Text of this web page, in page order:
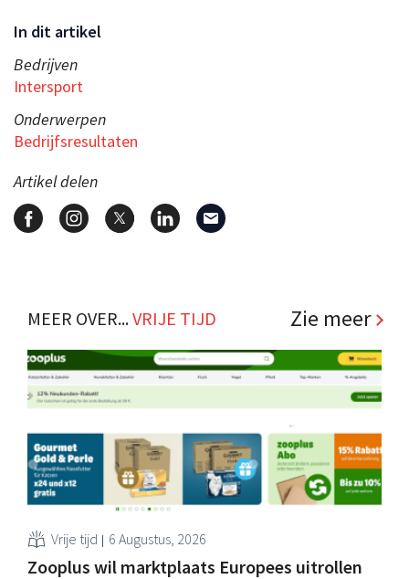
In dit artikel
Bedrijven
Intersport
Onderwerpen
Bedrijfsresultaten
Artikel delen
MEER OVER...VRIJE TIJD Zie meer
Vrije tijd 6 Augustus, 2026
Zooplus wil marktplaats Europees uitrollen